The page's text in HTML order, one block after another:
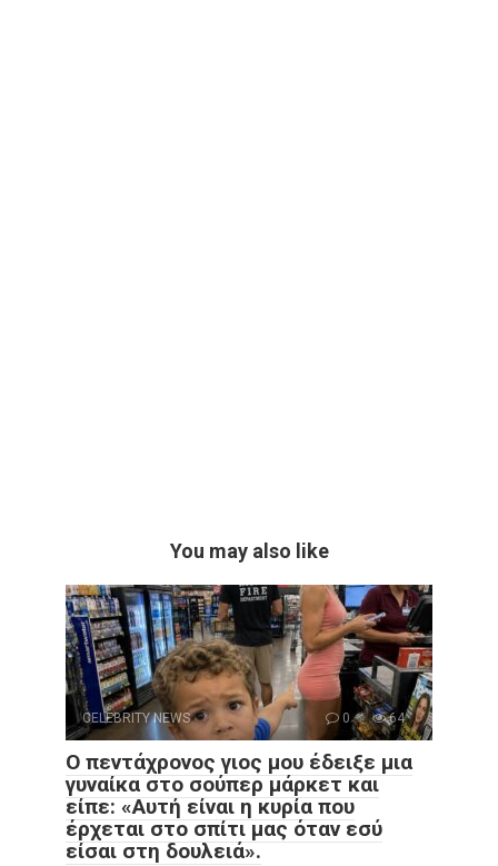
You may also like
CELEBRITY NEWS 0 64
Ο πεντάχρονος γιος μου έδειξε μια
γυναίκα στο σούπερ μάρκετ και
είπε: «Αυτή είναι η κυρία που
έρχεται στο σπίτι μας όταν εσύ
είσαι στη δουλειά».